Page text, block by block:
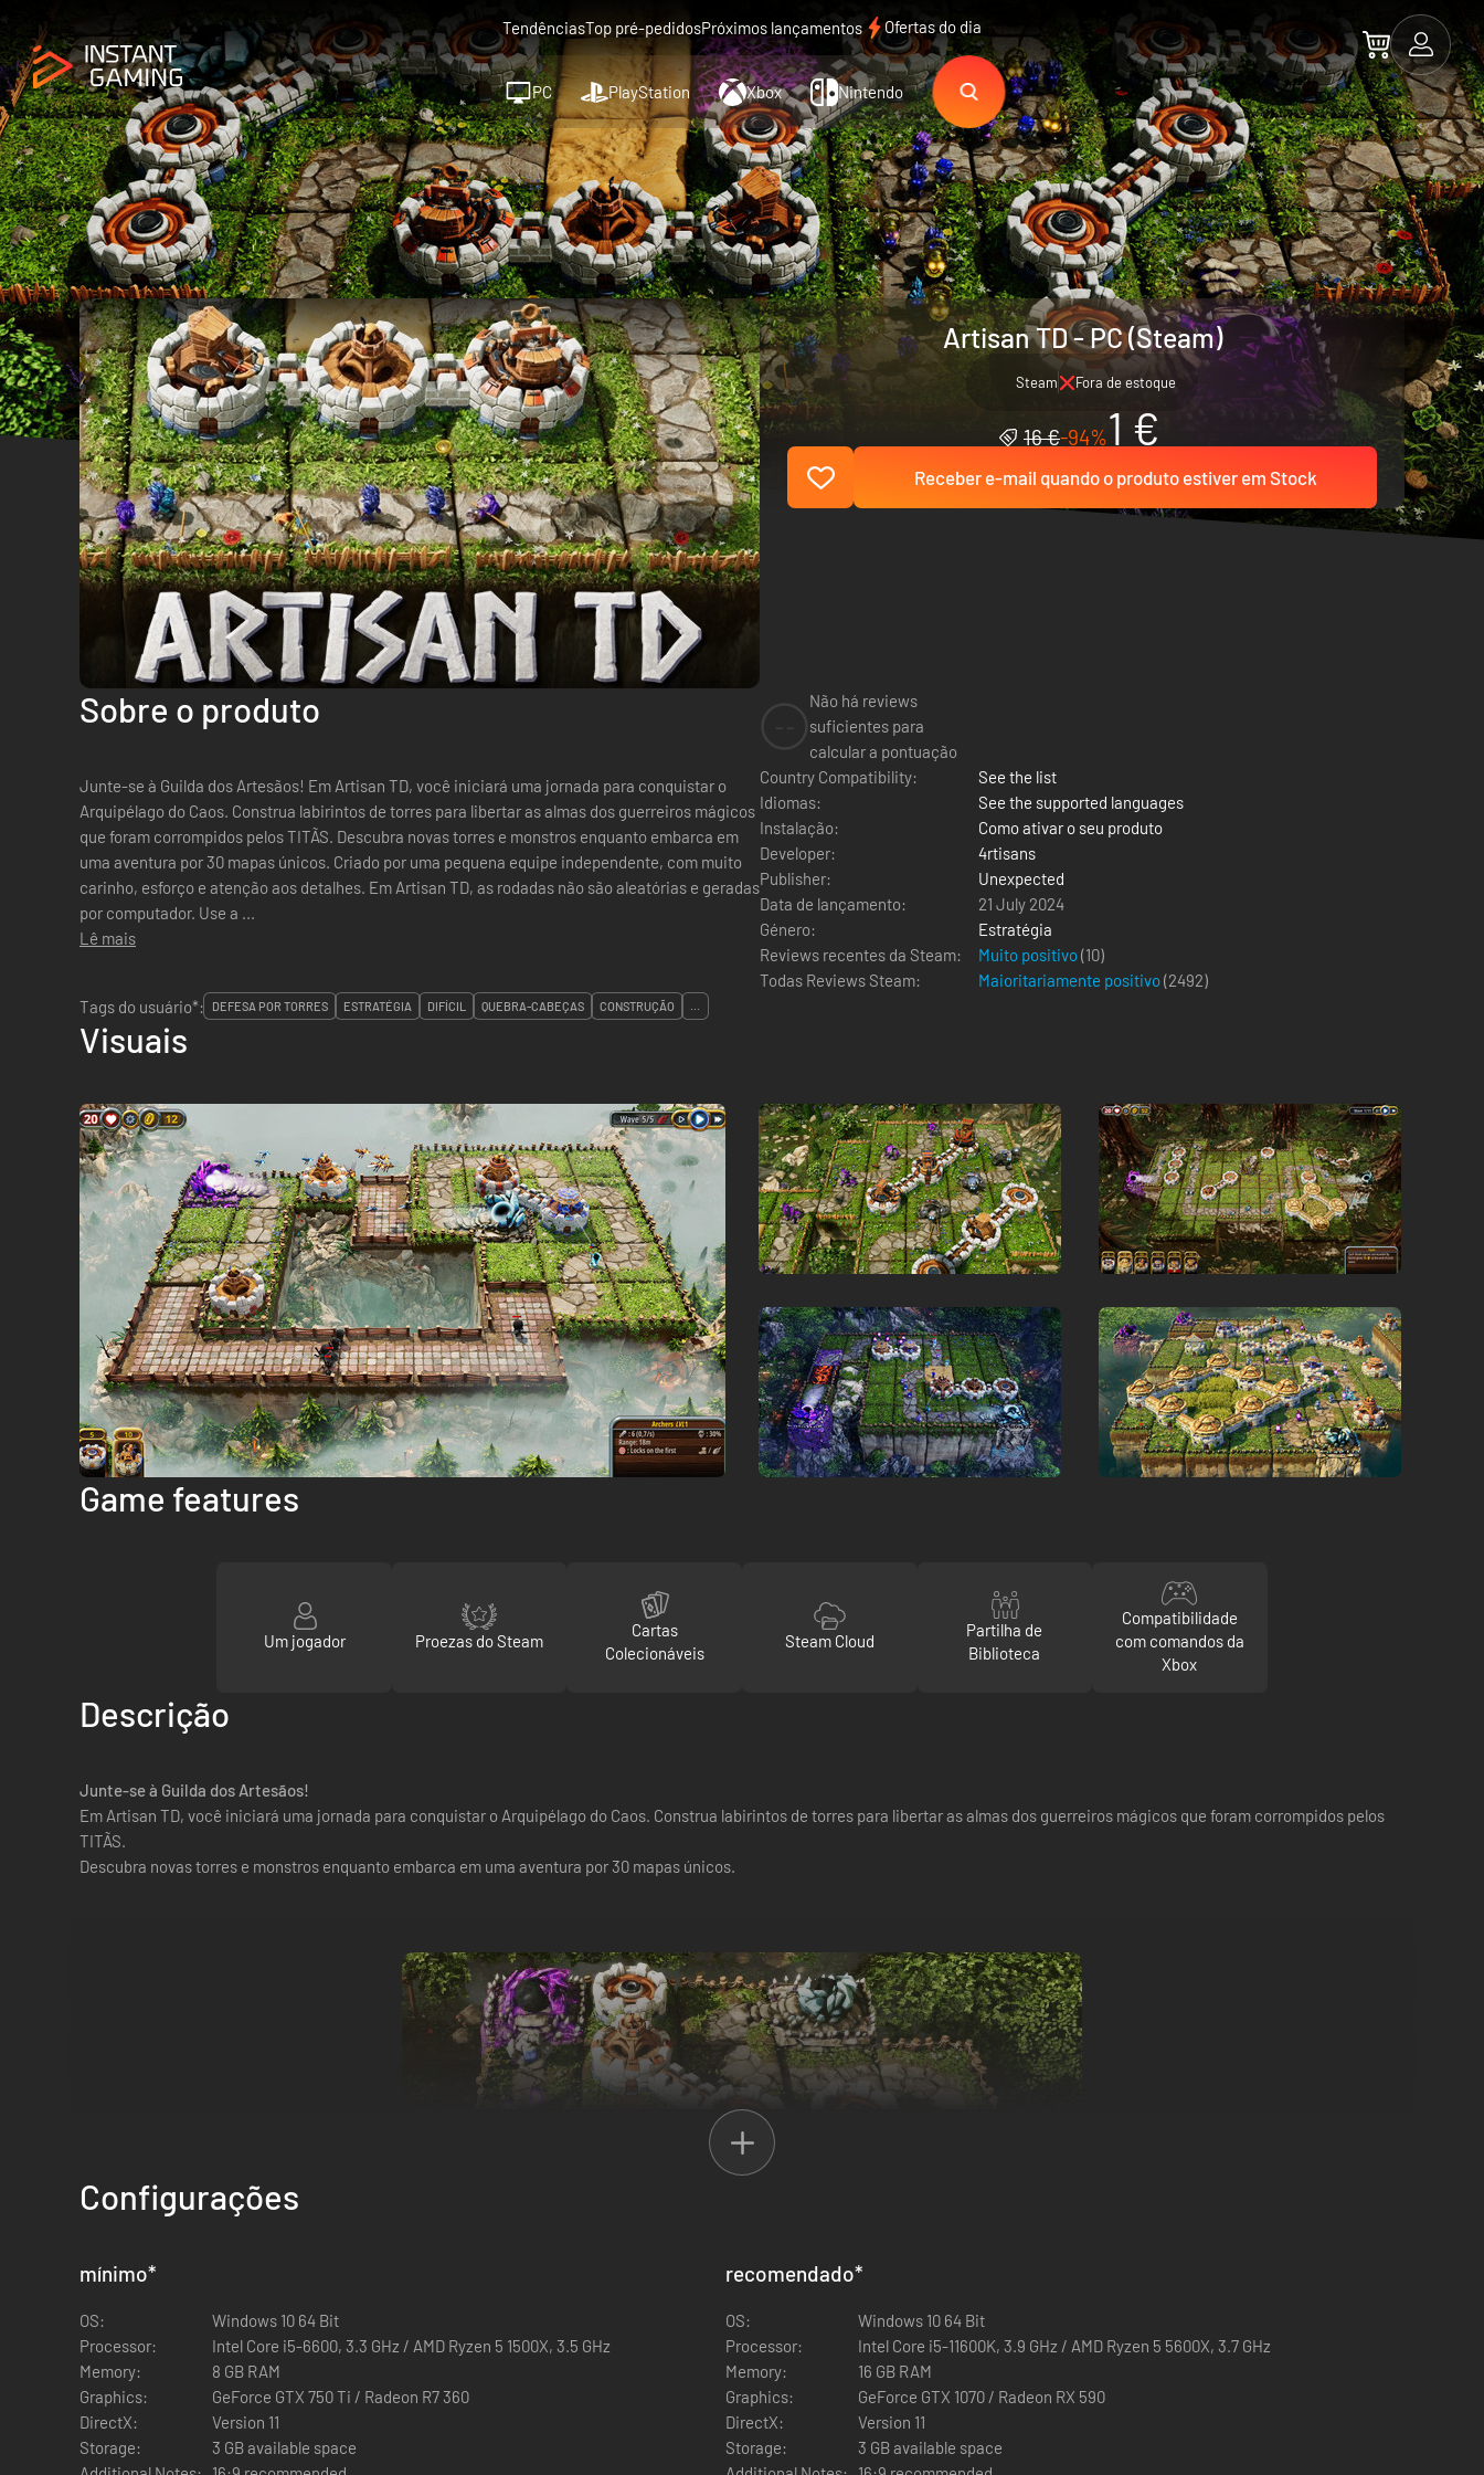
TendênciasTop pré-pedidosPróximos lançamentos Ofertas do dia
PC PlayStation Xbox Nintendo
Artisan TD - PC (Steam)
Steam Fora de estoque
16 €-94%1 €
Receber e-mail quando o produto estiver em Stock
Sobre o produto
Junte-se à Guilda dos Artesãos! Em Artisan TD, você iniciará uma jornada para conquistar o
Arquipélago do Caos. Construa labirintos de torres para libertar as almas dos guerreiros mágicos
que foram corrompidos pelos TITÃS. Descubra novas torres e monstros enquanto embarca em
uma aventura por 30 mapas únicos. Criado por uma pequena equipe independente, com muito
carinho, esforço e atenção aos detalhes. Em Artisan TD, as rodadas não são aleatórias e geradas
por computador. Use a ...
Lê mais
Não há reviews
suficientes para
calcular a pontuação
Country Compatibility:
See the list
Idiomas:
See the supported languages
Instalação:
Como ativar o seu produto
Developer:
4rtisans
Publisher:
Unexpected
Data de lançamento:
21 July 2024
Género:
Estratégia
Reviews recentes da Steam:
Muito positivo(10)
Todas Reviews Steam:
Maioritariamente positivo(2492)
Tags do usuário*:
DEFESA POR TORRES ESTRATÉGIA DIFÍCIL QUEBRA-CABEÇAS CONSTRUÇÃO ...
Visuais
Game features
Um jogador Proezas do Steam
Cartas
Colecionáveis
Steam Cloud
Partilha de
Biblioteca
Compatibilidade
com comandos da
Xbox
Descrição
Junte-se à Guilda dos Artesãos!
Em Artisan TD, você iniciará uma jornada para conquistar o Arquipélago do Caos. Construa labirintos de torres para libertar as almas dos guerreiros mágicos que foram corrompidos pelos
TITÃS.
Descubra novas torres e monstros enquanto embarca em uma aventura por 30 mapas únicos.
Criado por uma pequena equipe independente, com muito carinho, esforço e atenção aos detalhes.
Em Artisan TD, as rodadas não são aleatórias e geradas por computador.
Use a configuração dos mapas e as campos especiais para otimizar seu labirinto.
Configurações
mínimo*
OS:
Windows 10 64 Bit
Processor:
Intel Core i5-6600, 3.3 GHz / AMD Ryzen 5 1500X, 3.5 GHz
Memory:
8 GB RAM
Graphics:
GeForce GTX 750 Ti / Radeon R7 360
DirectX:
Version 11
Storage:
3 GB available space
recomendado*
OS:
Windows 10 64 Bit
Processor:
Intel Core i5-11600K, 3.9 GHz / AMD Ryzen 5 5600X, 3.7 GHz
Memory:
16 GB RAM
Graphics:
GeForce GTX 1070 / Radeon RX 590
DirectX:
Version 11
Storage:
3 GB available space